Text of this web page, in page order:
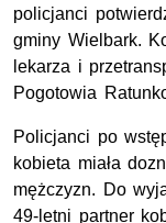
policjanci
gminy Wielbark.
lekarza i
Pogotowia
Policjanci po
kobieta miała
mężczyzn. Do
49-letni partner